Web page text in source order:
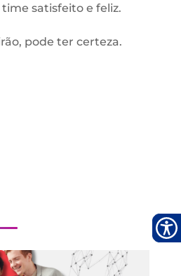
satisfeito e feliz.
pode ter certeza.